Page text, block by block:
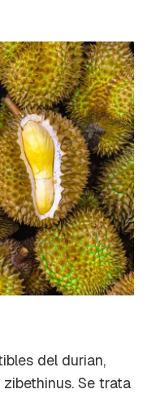
del durian,
zibethinus. Se trata